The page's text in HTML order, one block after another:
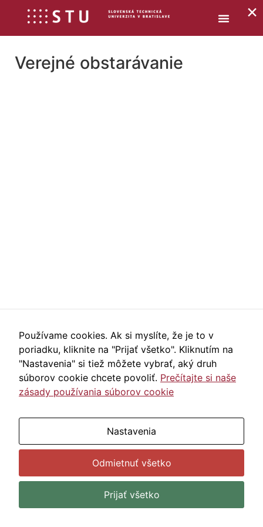
Verejné obstarávanie
ÚZ ŠDaJ, Bernolákova 1, 811 07 Bratislava
Zmeniť nastavenia cookies|Vyhlásenie o
prístupnosti
Webdesign & online reklama|WordPress Hosting
×
Používame cookies. Ak si myslíte, že je to v
poriadku, kliknite na "Prijať všetko". Kliknutím na
"Nastavenia" si tiež môžete vybrať, aký druh
súborov cookie chcete povoliť. Prečítajte si naše
zásady používania súborov cookie
Nastavenia
Odmietnuť všetko
Prijať všetko
Nevyhnutné
potrebné pre
fungovanie
webovej